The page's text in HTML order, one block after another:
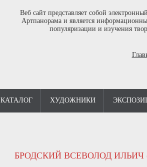
Веб сайт представляет собой
Артпанорама и является
популяризации и изучения
КАТАЛОГ ХУДОЖНИКИ
БРОДСКИЙ ВСЕВОЛОД ИЛЬИЧ